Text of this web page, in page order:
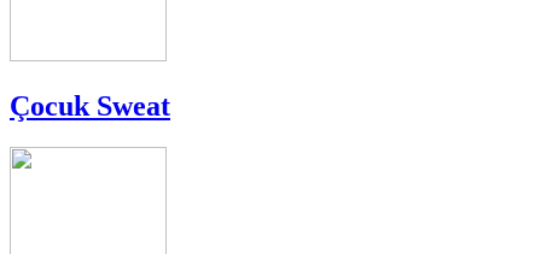
Çocuk Sweat